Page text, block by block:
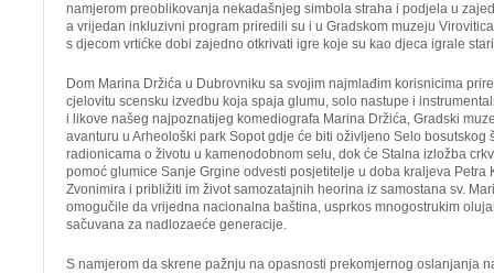
namjerom preoblikovanja nekadašnjeg simbola straha i podjela u
a vrijedan inkluzivni program priredili su i u Gradskom muzeju
s djecom vrtićke dobi zajedno otkrivati igre koje su kao djeca igrale
Dom Marina Držića u Dubrovniku sa svojim najmlađim korisnicima
cjelovitu scensku izvedbu koja spaja glumu, solo nastupe i
i likove našeg najpoznatijeg komediografa Marina Držića, Gradski
avanturu u Arheološki park Sopot gdje će biti oživljeno Selo bosutskog
radionicama o životu u kamenodobnom selu, dok će Stalna izložba
pomoć glumice Sanje Grgine odvesti posjetitelje u doba kraljeva Petra
Zvonimira i približiti im život samozatajnih heorina iz samostana sv.
omogučile da vrijedna nacionalna baština, usprkos mnogostrukim
sačuvana za nadlozaeće generacije.
S namjerom da skrene pažnju na opasnosti prekomjernog oslanjanja